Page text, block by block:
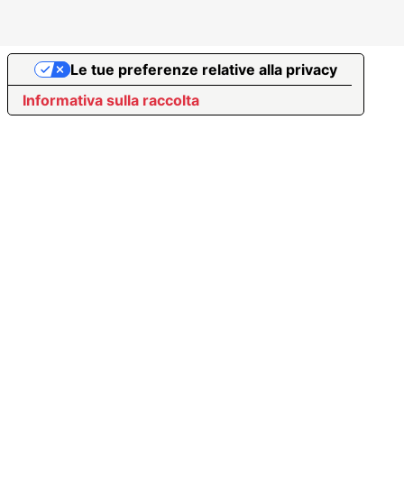
Informativa sulla raccolta
Le tue preferenze relative alla privacy